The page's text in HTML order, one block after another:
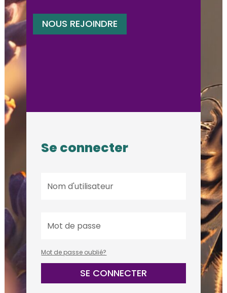
NOUS REJOINDRE
Se connecter
Mot de passe oublié?
SE CONNECTER